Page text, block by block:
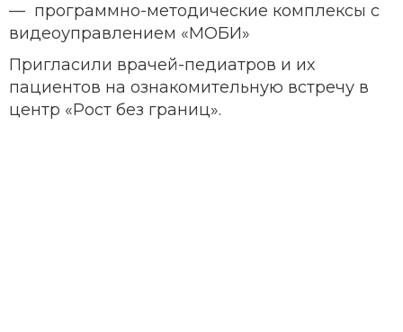
— программно-методические комплексы с
видеоуправлением «МОБИ»
Пригласили врачей-педиатров и их
пациентов на ознакомительную встречу в
центр «Рост без границ».